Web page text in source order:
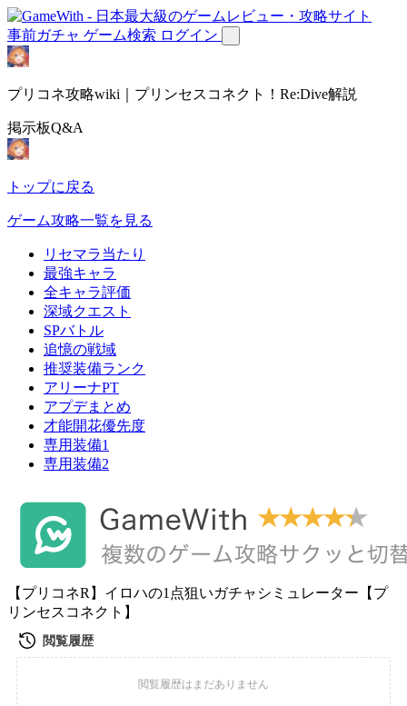
事前ガチャ ゲーム検索 ログイン
プリコネ攻略wiki｜プリンセスコネクト！Re:Dive解説
掲示板Q&A
トップに戻る
ゲーム攻略一覧を見る
リセマラ当たり
最強キャラ
全キャラ評価
深域クエスト
SPバトル
追憶の戦域
推奨装備ランク
アリーナPT
アプデまとめ
才能開花優先度
専用装備1
専用装備2
【プリコネR】イロハの1点狙いガチャシミュレーター【プ
リンセスコネクト】